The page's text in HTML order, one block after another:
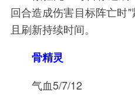
回合造成伤害目标阵亡时
且刷新持续时间。
骨精灵
气血5/7/12